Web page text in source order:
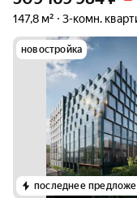
147,8 м² 3-комн.
новостройка
последнее